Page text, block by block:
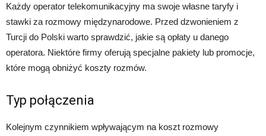
Każdy operator telekomunikacyjny ma swoje własne taryfy i
stawki za rozmowy międzynarodowe. Przed dzwonieniem z
Turcji do Polski warto sprawdzić, jakie są opłaty u danego
operatora. Niektóre firmy oferują specjalne pakiety lub promocje,
które mogą obniżyć koszty rozmów.
Typ połączenia
Kolejnym czynnikiem wpływającym na koszt rozmowy